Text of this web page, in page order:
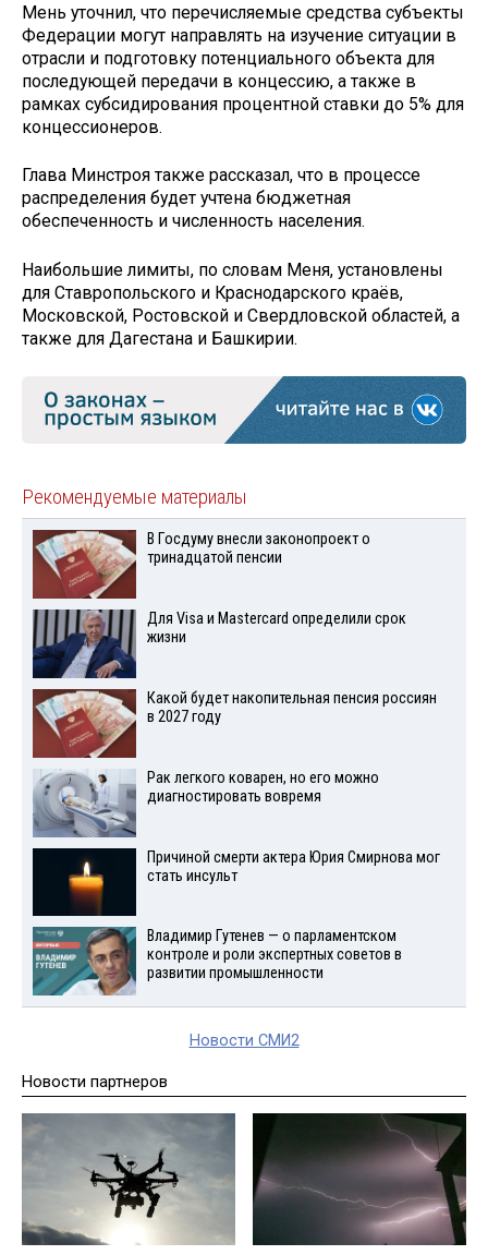
Мень уточнил, что перечисляемые средства субъекты
Федерации могут направлять на изучение ситуации в
отрасли и подготовку потенциального объекта для
последующей передачи в концессию, а также в
рамках субсидирования процентной ставки до 5% для
концессионеров.
Глава Минстроя также рассказал, что в процессе
распределения будет учтена бюджетная
обеспеченность и численность населения.
Наибольшие лимиты, по словам Меня, установлены
для Ставропольского и Краснодарского краёв,
Московской, Ростовской и Свердловской областей, а
также для Дагестана и Башкирии.
Рекомендуемые материалы
В Госдуму внесли законопроект о
тринадцатой пенсии
Для Visа и Mastercard определили срок
жизни
Какой будет накопительная пенсия россиян
в 2027 году
Рак легкого коварен, но его можно
диагностировать вовремя
Причиной смерти актера Юрия Смирнова мог
стать инсульт
Владимир Гутенев — о парламентском
контроле и роли экспертных советов в
развитии промышленности
Новости СМИ2
Новости партнеров